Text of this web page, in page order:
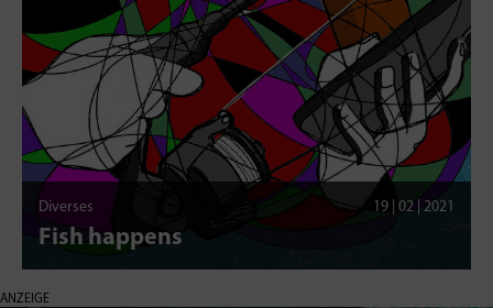
Diverses 19 | 02 | 2021
Fish happens
ANZEIGE